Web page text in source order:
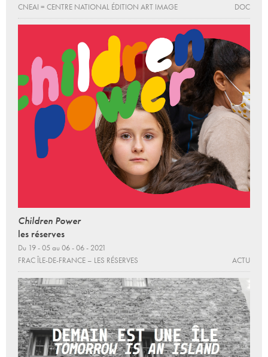
CNEAI = CENTRE NATIONAL ÉDITION ART IMAGE DOC
Children Power
les réserves
Du 19 - 05 au 06 - 06 - 2021
FRAC ÎLE-DE-FRANCE – LES RÉSERVES
ACTU